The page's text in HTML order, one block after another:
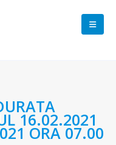
16.02.2021
ORA 07.00